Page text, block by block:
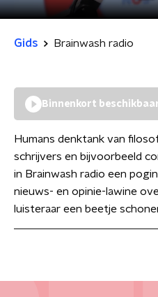
Gids Brainwash radio
Binnenkort
Humans denktank van
schrijvers en bijvoorbeeld
in Brainwash radio een
nieuws- en opinie-lawine
luisteraar een beetje